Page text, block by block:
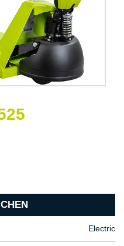
Electric